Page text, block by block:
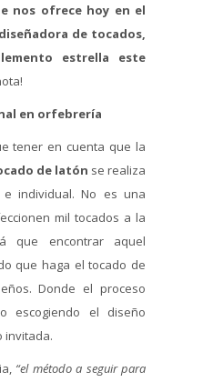
nos ofrece hoy en el
de tocados,
estrella este
en orfebrería
tener en cuenta que la
de latón se realiza
individual. No es una
mil tocados a la
que encontrar aquel
que haga el tocado de
Donde el proceso
escogiendo el diseño
invitada.
“el método a seguir para